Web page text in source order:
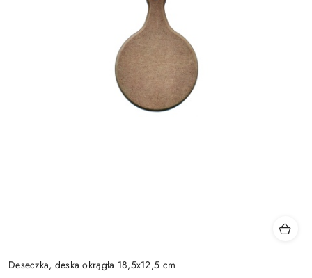
Deseczka, deska okrągła 18,5x12,5 cm